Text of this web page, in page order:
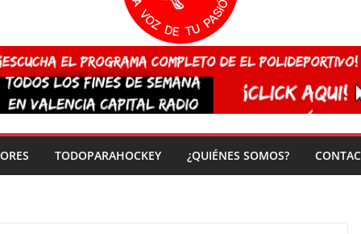
España sub20
del mundo
vez!
TODOPARAHOCKEY ¿QUIÉNES SOMOS?